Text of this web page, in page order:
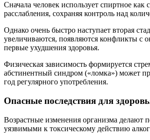
Сначала человек использует спиртное как
расслабления, сохраняя контроль над
Однако очень быстро наступает вторая
увеличиваются, появляются конфликты с
первые ухудшения здоровья.
Физическая зависимость формируется
абстинентный синдром («ломка») может
год регулярного употребления.
Опасные последствия для
Возрастные изменения организма делают
уязвимыми к токсическому действию